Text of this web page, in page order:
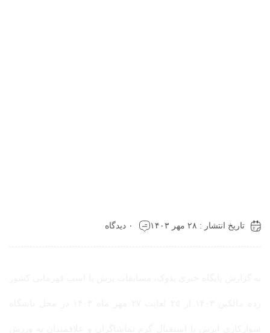
تاریخ انتشار : ۲۸ مهر ۱۴۰۳ ۰ دیدگاه